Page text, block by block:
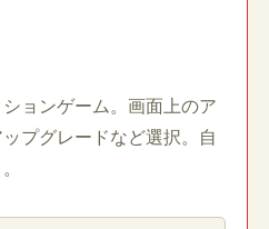
ョンゲーム。画面上のア
プグレードなど選択。自